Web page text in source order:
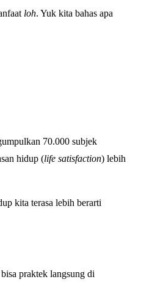
loh. Yuk kita bahas apa
70.000 subjek
hidup (life satisfaction) lebih
kita terasa lebih berarti
praktek langsung di